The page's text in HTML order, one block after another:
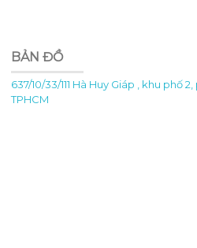
BẢN ĐỒ
637/10/33/111 Hà Huy Giáp , khu phố
TPHCM